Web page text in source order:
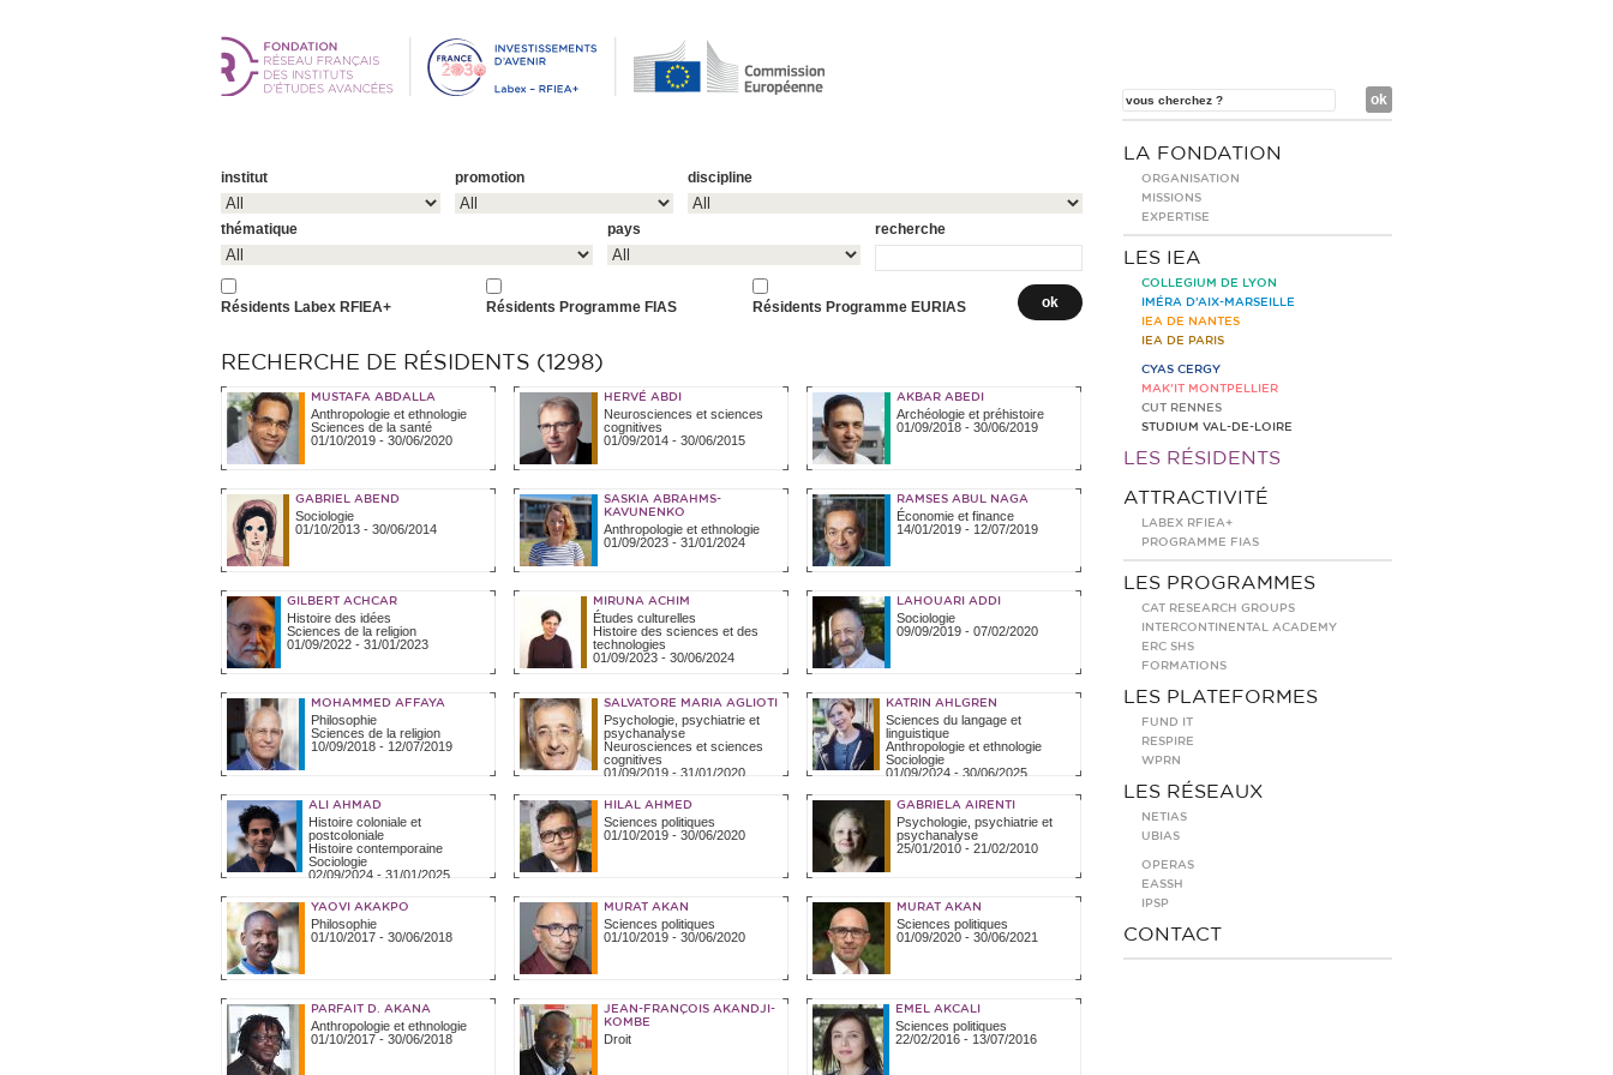
institut promotion discipline
thématique pays recherche
Résidents Labex RFIEA+ Résidents Programme FIAS Résidents Programme EURIAS
RECHERCHE DE RÉSIDENTS (1298)
MUSTAFA ABDALLA
Anthropologie et ethnologie
Sciences de la santé
01/10/2019 - 30/06/2020
HERVÉ ABDI
Neurosciences et sciences
cognitives
01/09/2014 - 30/06/2015
AKBAR ABEDI
Archéologie et préhistoire
01/09/2018 - 30/06/2019
GABRIEL ABEND
Sociologie
01/10/2013 - 30/06/2014
SASKIA ABRAHMS-
KAVUNENKO
Anthropologie et ethnologie
01/09/2023 - 31/01/2024
RAMSES ABUL NAGA
Économie et finance
14/01/2019 - 12/07/2019
GILBERT ACHCAR
Histoire des idées
Sciences de la religion
01/09/2022 - 31/01/2023
MIRUNA ACHIM
Études culturelles
Histoire des sciences et des
technologies
01/09/2023 - 30/06/2024
LAHOUARI ADDI
Sociologie
09/09/2019 - 07/02/2020
MOHAMMED AFFAYA
Philosophie
Sciences de la religion
10/09/2018 - 12/07/2019
SALVATORE MARIA AGLIOTI
Psychologie, psychiatrie et
psychanalyse
Neurosciences et sciences
cognitives
01/09/2019 - 31/01/2020
KATRIN AHLGREN
Sciences du langage et
linguistique
Anthropologie et ethnologie
Sociologie
01/09/2024 - 30/06/2025
ALI AHMAD
Histoire coloniale et
postcoloniale
Histoire contemporaine
Sociologie
02/09/2024 - 31/01/2025
HILAL AHMED
Sciences politiques
01/10/2019 - 30/06/2020
GABRIELA AIRENTI
Psychologie, psychiatrie et
psychanalyse
25/01/2010 - 21/02/2010
YAOVI AKAKPO
Philosophie
01/10/2017 - 30/06/2018
MURAT AKAN
Sciences politiques
01/10/2019 - 30/06/2020
MURAT AKAN
Sciences politiques
01/09/2020 - 30/06/2021
PARFAIT D. AKANA
Anthropologie et ethnologie
01/10/2017 - 30/06/2018
JEAN-FRANÇOIS AKANDJI-
KOMBE
Droit
EMEL AKCALI
Sciences politiques
22/02/2016 - 13/07/2016
LA FONDATION
ORGANISATION
MISSIONS
EXPERTISE
LES IEA
COLLEGIUM DE LYON
IMÉRA D’AIX-MARSEILLE
IEA DE NANTES
IEA DE PARIS
CYAS CERGY
MAK’IT MONTPELLIER
CUT RENNES
STUDIUM VAL-DE-LOIRE
LES RÉSIDENTS
ATTRACTIVITÉ
LABEX RFIEA+
PROGRAMME FIAS
LES PROGRAMMES
CAT RESEARCH GROUPS
INTERCONTINENTAL ACADEMY
ERC SHS
FORMATIONS
LES PLATEFORMES
FUND IT
RESPIRE
WPRN
LES RÉSEAUX
NETIAS
UBIAS
OPERAS
EASSH
IPSP
CONTACT